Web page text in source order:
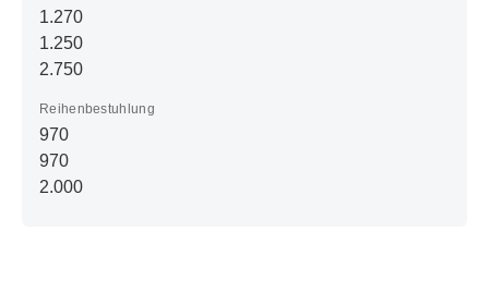
1.270
1.250
2.750
Reihenbestuhlung
970
970
2.000